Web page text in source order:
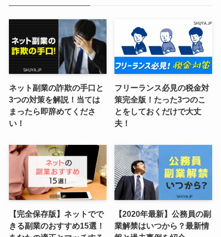
ネット副業の詐欺の手口と
3つの対策を解説！当ては
まったら即辞めてくださ
い！
フリーランス必見の税金対
策完全版！たった3つのこ
とをしておくだけで大丈
夫！
【完全保存版】ネットでで
きる副業のおすすめ15選！
【2020年最新】公務員の副
業解禁はいつから？最新情